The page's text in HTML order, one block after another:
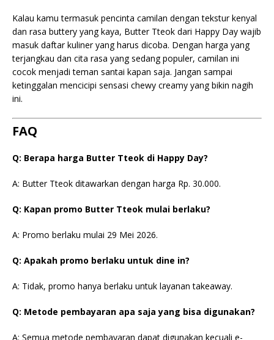
Kalau kamu termasuk pencinta camilan dengan tekstur kenyal
dan rasa buttery yang kaya, Butter Tteok dari Happy Day wajib
masuk daftar kuliner yang harus dicoba. Dengan harga yang
terjangkau dan cita rasa yang sedang populer, camilan ini
cocok menjadi teman santai kapan saja. Jangan sampai
ketinggalan mencicipi sensasi chewy creamy yang bikin nagih
ini.
FAQ
Q: Berapa harga Butter Tteok di Happy Day?
A: Butter Tteok ditawarkan dengan harga Rp. 30.000.
Q: Kapan promo Butter Tteok mulai berlaku?
A: Promo berlaku mulai 29 Mei 2026.
Q: Apakah promo berlaku untuk dine in?
A: Tidak, promo hanya berlaku untuk layanan takeaway.
Q: Metode pembayaran apa saja yang bisa digunakan?
A: Semua metode pembayaran dapat digunakan kecuali e-